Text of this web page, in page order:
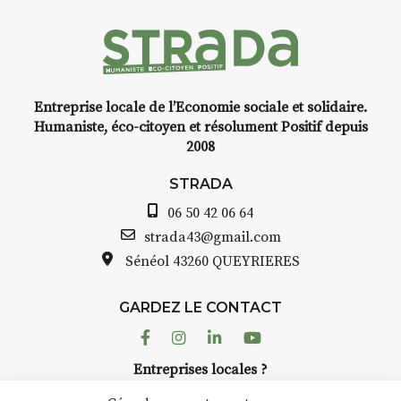
INTERVIEW
avez ouvert une galerie à
Bernard TURLE Le Fumoir n’est
pas une galerie permanente.
AuzonToujoursorganise
dans le village
caves, les granges d’Auzon. Le
Fumoir est l’un de ces espaces
Entreprise locale de l’Economie sociale et solidaire.
Humaniste, éco-citoyen et résolument Positif depuis
2008
STRADA
06 50 42 06 64
strada43@gmail.com
Sénéol 43260 QUEYRIERES
GARDEZ LE CONTACT
FacebookInstagram
LinkedinYoutube
Entreprises locales ?